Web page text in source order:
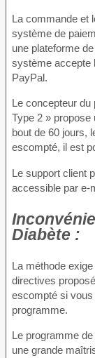
La commande et
système de
une plateforme
système accepte
PayPal.
Le concepteur
Type 2 » propose
bout de 60 jours,
escompté, il est
Le support client
accessible par e-
Diabète :
La méthode
directives
escompté si
programme.
Le programme
une grande